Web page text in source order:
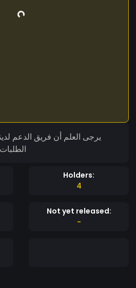
يرجى العلم أن فريق الدعم
Holders:
4
Not yet released:
-